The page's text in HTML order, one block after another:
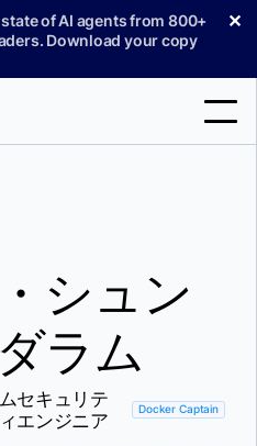
of AI agents from 800+
Download your copy
✕
シュン
ラム
セキュリテ
エンジニア
Docker Captain